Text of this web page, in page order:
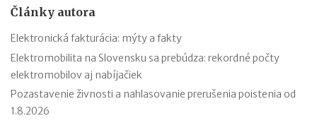
Články autora
Elektronická fakturácia: mýty a fakty
Elektromobilita na Slovensku sa prebúdza: rekordné počty
elektromobilov aj nabíjačiek
Pozastavenie živnosti a nahlasovanie prerušenia poistenia od
1.8.2026